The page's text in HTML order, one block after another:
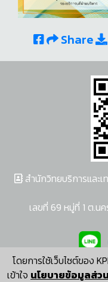
Share
โดยการใช้เว็บไซต์ของ
เข้าใจ นโยบายข้อมูลส่ว
สำนักวิทยบริการและเ
เลขที่ 69 หมู่ที่ 1 ต.น
ผู้พัฒน